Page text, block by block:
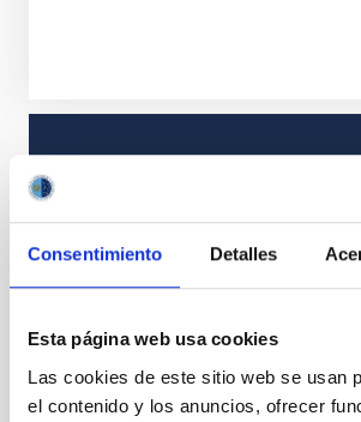
Consentimiento Detalles
Esta página web usa cookies
Las cookies de este sitio web se usan
el contenido y los anuncios, ofrecer
Te puede interesar